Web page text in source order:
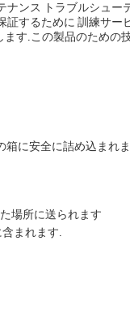
ンス トラブルシュ
するために 訓練サ
す.この製品のため
箱に安全に詰め込まれ
場所に送られます
まれます.